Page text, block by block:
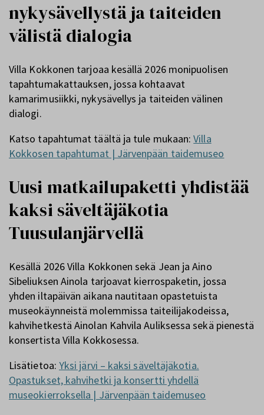
nykysävellystä ja taiteiden
välistä dialogia
Villa Kokkonen tarjoaa kesällä 2026 monipuolisen
tapahtumakattauksen, jossa kohtaavat
kamarimusiikki, nykysävellys ja taiteiden välinen
dialogi.
Katso tapahtumat täältä ja tule mukaan:Villa
Kokkosen tapahtumat | Järvenpään taidemuseo
Uusi matkailupaketti yhdistää
kaksi säveltäjäkotia
Tuusulanjärvellä
Kesällä 2026 Villa Kokkonen sekä Jean ja Aino
Sibeliuksen Ainola tarjoavat kierrospaketin, jossa
yhden iltapäivän aikana nautitaan opastetuista
museokäynneistä molemmissa taiteilijakodeissa,
kahvihetkestä Ainolan Kahvila Auliksessa sekä pienestä
konsertista Villa Kokkosessa.
Lisätietoa: Yksi järvi – kaksi säveltäjäkotia.
Opastukset, kahvihetki ja konsertti yhdellä
museokierroksella | Järvenpään taidemuseo